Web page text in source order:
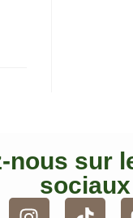
nous sur
sociaux